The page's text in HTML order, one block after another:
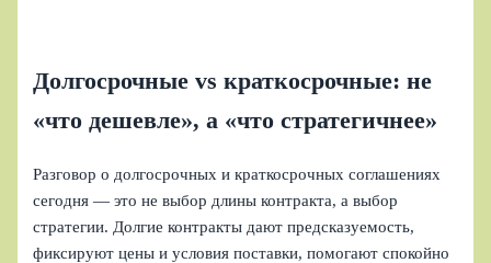
Долгосрочные vs краткосрочные: не
«что дешевле», а «что стратегичнее»
Разговор о долгосрочных и краткосрочных соглашениях
сегодня — это не выбор длины контракта, а выбор
стратегии. Долгие контракты дают предсказуемость,
фиксируют цены и условия поставки, помогают спокойно